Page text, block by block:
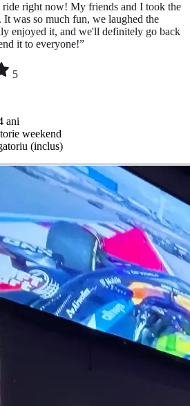
right now! My friends and I took the
It was so much fun, we laughed the
enjoyed it, and we'll definitely go back
it to everyone!”
5
ani
weekend
(inclus)